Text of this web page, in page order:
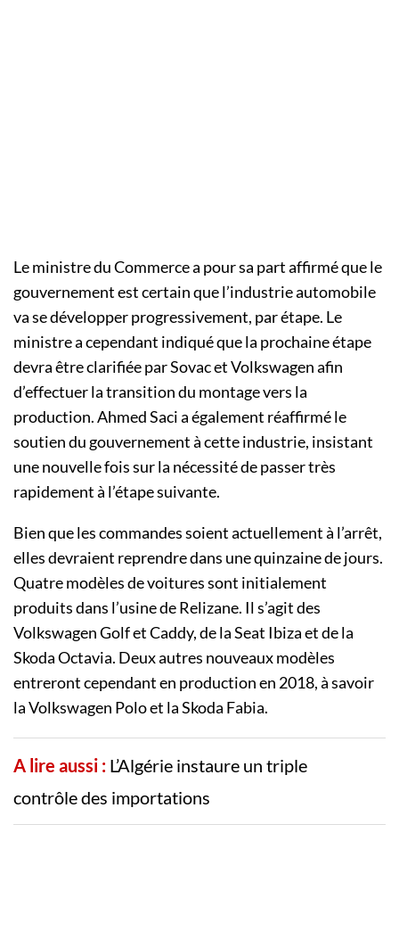
Le ministre du Commerce a pour sa part affirmé que le
gouvernement est certain que l’industrie automobile
va se développer progressivement, par étape. Le
ministre a cependant indiqué que la prochaine étape
devra être clarifiée par Sovac et Volkswagen afin
d’effectuer la transition du montage vers la
production. Ahmed Saci a également réaffirmé le
soutien du gouvernement à cette industrie, insistant
une nouvelle fois sur la nécessité de passer très
rapidement à l’étape suivante.
Bien que les commandes soient actuellement à l’arrêt,
elles devraient reprendre dans une quinzaine de jours.
Quatre modèles de voitures sont initialement
produits dans l’usine de Relizane. Il s’agit des
Volkswagen Golf et Caddy, de la Seat Ibiza et de la
Skoda Octavia. Deux autres nouveaux modèles
entreront cependant en production en 2018, à savoir
la Volkswagen Polo et la Skoda Fabia.
A lire aussi : L’Algérie instaure un triple
contrôle des importations